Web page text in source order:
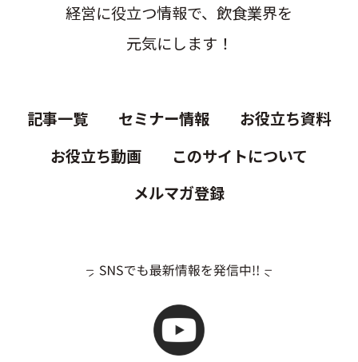
経営に役立つ情報で、飲食業界を
元気にします！
記事一覧 セミナー情報
お役立ち資料
お役立ち動画
このサイトについて
メルマガ登録